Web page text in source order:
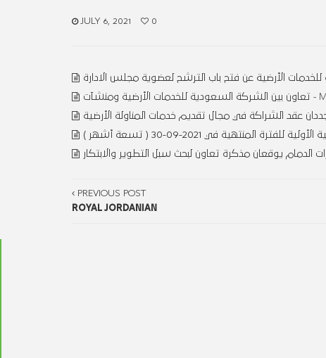
JULY 6, 2021 0
الأرضية عن فتح باب الترشح لعضوية مجلس الادارة
تعاون بين الشركة السعودية للخدمات الأرضية ومنشآت -
عقد الشراكة في مجال تقديم خدمات المناولة الأرضية
المنتهية في 2021-09-30 ( تسعة أشهر )
الدمام يوقعان مذكرة تعاون لبحث سبل التطوير والابتكار
PREVIOUS POST
ROYAL JORDANIAN